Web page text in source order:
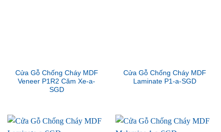
Cửa Gỗ Chống Cháy MDF
Veneer P1R2 Căm Xe-a-
SGD
Cửa Gỗ Chống Cháy MDF
Laminate P1-a-SGD